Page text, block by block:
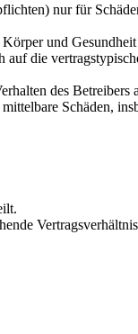
nur für
und
die
des Betreibers
Schäden,